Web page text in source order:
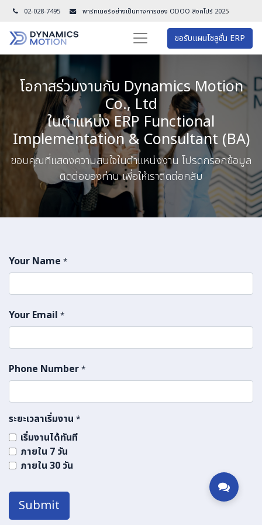
02-028-7495 พาร์ทเนอร์อย่างเป็นทางการของ ODOO สิงคโปร์ 2025
ขอรับแผนโซลูชั่น ERP
โอกาสร่วมงานกับ Dynamics Motion
Co., Ltd
ในตำแหน่ง ERP Functional
Implementation & Consultant (BA)
ขอบคุณที่แสดงความสนใจในตำแหน่งงาน โปรดกรอกข้อมูล
ติดต่อของท่าน เพื่อให้เราติดต่อกลับ
Your Name *
Your Email *
Phone Number *
ระยะเวลาเริ่มงาน *
เริ่มงานได้ทันที
ภายใน 7 วัน
ภายใน 30 วัน
Submit